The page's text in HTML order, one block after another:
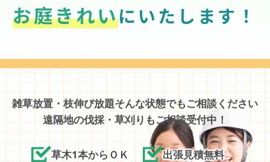
お庭きれいにいたします！
雑草放置・枝伸び放題そんな状態でもご相談ください
遠隔地の伐採・草刈りもご相談受付中！
草木1本からＯＫ
出張見積無料